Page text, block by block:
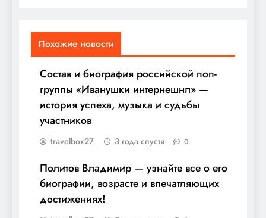
Похожие новости
Состав и биография российской поп-
группы «Иванушки интернешнл» —
история успеха, музыка и судьбы
участников
travelbox27_ 3 года спустя 0
Политов Владимир — узнайте все о его
биографии, возрасте и впечатляющих
достижениях!